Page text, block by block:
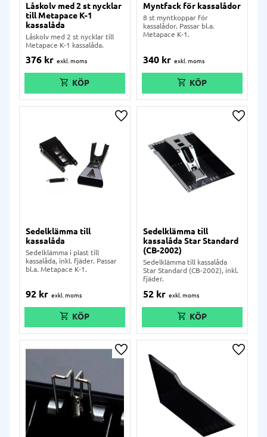
Låskolv med 2 st nycklar
till Metapace K-1
kassalåda
Låskolv med 2 st nycklar till
Metapace K-1 kassalåda.
376 kr
Myntfack för kassalådor
8 st myntkoppar för
kassalådor. Passar bl.a.
Metapace K-1.
340 kr
Sedelklämma till
kassalåda
Sedelklämma i plast till
kassalåda, inkl. fjäder. Passar
bl.a. Metapace K-1.
92 kr
Lägg till i önskelista
Sedelklämma till
kassalåda Star Standard
(CB-2002)
Sedelklämma till kassalåda
Star Standard (CB-2002), inkl.
fjäder.
52 kr
Lägg
Lägg till i önskelista Lägg